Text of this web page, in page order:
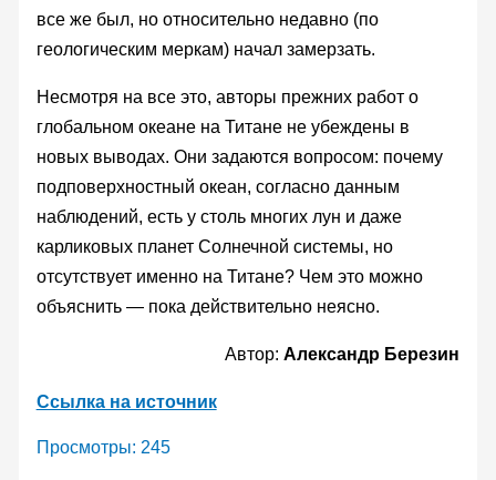
все же был, но относительно недавно (по
геологическим меркам) начал замерзать.
Несмотря на все это, авторы прежних работ о
глобальном океане на Титане не убеждены в
новых выводах. Они задаются вопросом: почему
подповерхностный океан, согласно данным
наблюдений, есть у столь многих лун и даже
карликовых планет Солнечной системы, но
отсутствует именно на Титане? Чем это можно
объяснить — пока действительно неясно.
Автор:Александр Березин
Ссылка на источник
Просмотры: 245